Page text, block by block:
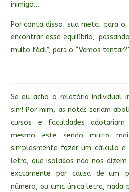
inimigo…
Por conta disso, sua meta, para o
encontrar esse equilíbrio,
muito fácil”, para o “Vamos
Se eu acho o relatório individual
sim! Por mim, as notas seriam
cursos e faculdades
mesmo este sendo muito
simplesmente fazer um cálculo e
letra, que isolados não nos dizem
exatamente por causa de um
número, ou uma única letra, nada